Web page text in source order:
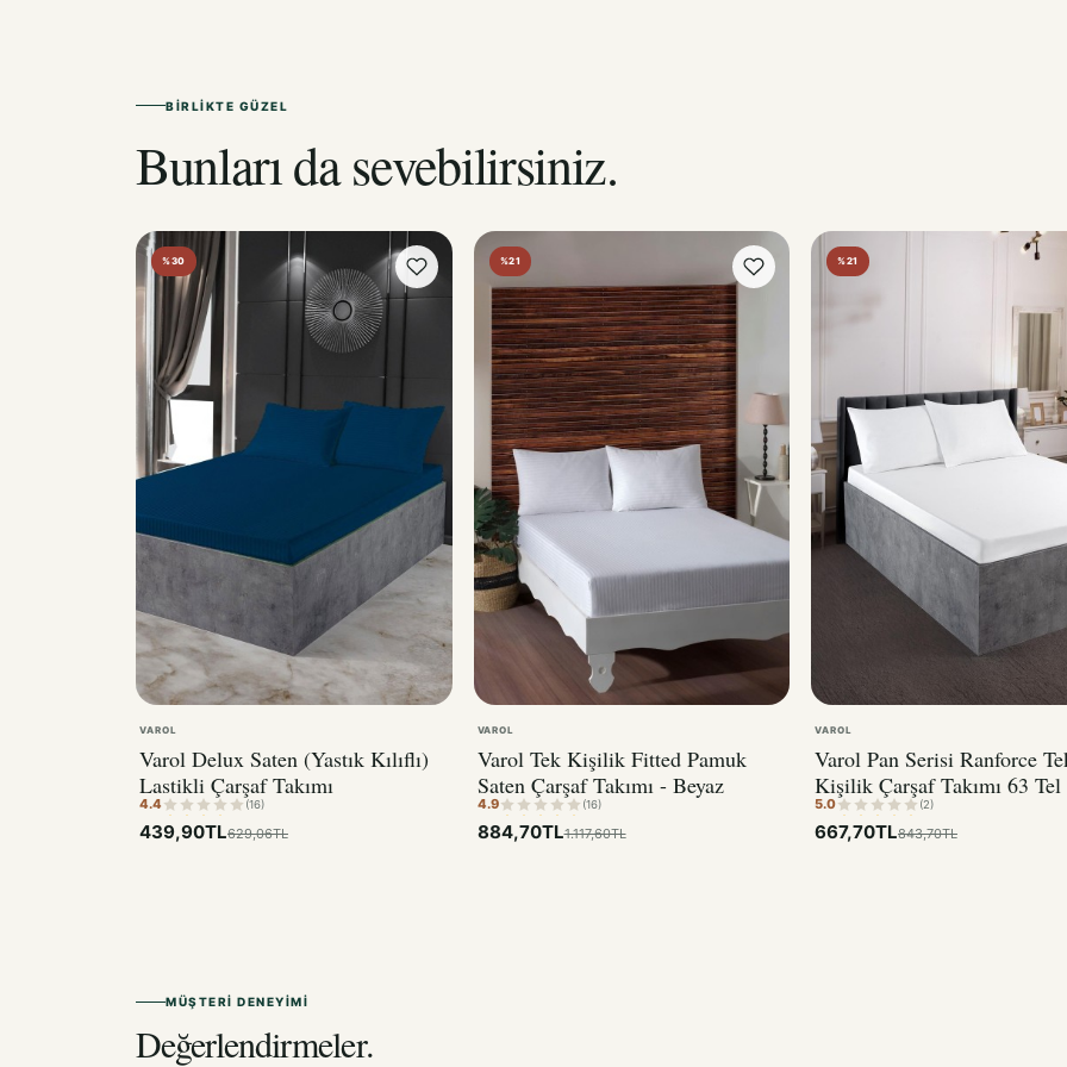
BIRLIKTE GÜZEL
Bunları da sevebilirsiniz.
%30
VAROL
Varol Delux Saten (Yastık Kılıflı)
Lastikli Çarşaf Takımı
4.4 (16)
439,90TL629,06TL
%21
VAROL
Varol Tek Kişilik Fitted Pamuk
Saten Çarşaf Takımı - Beyaz
4.9 (16)
884,70TL1.117,60TL
%21
VAROL
Varol Pan Serisi Ranforce
Kişilik Çarşaf Takımı 63
Pamuk
5.0 (2)
667,70TL843,70TL
MÜŞTERI DENEYIMI
Değerlendirmeler.